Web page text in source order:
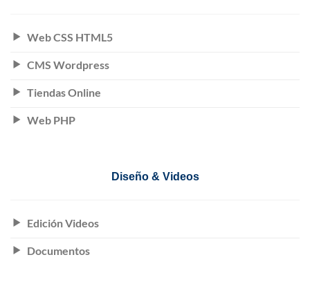
Web CSS HTML5
CMS Wordpress
Tiendas Online
Web PHP
Diseño & Videos
Edición Videos
Documentos